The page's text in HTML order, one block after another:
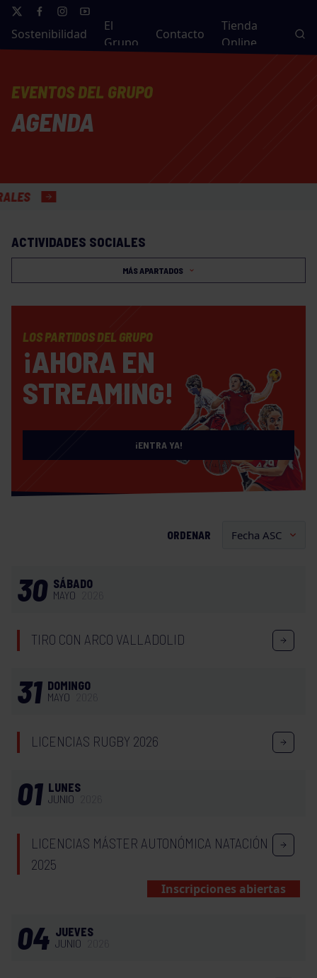
Sostenibilidad
El
Grupo
Contacto
Tienda
Online
EVENTOS DEL GRUPO
AGENDA
ACTIVIDADES SOCIALES
MÁS APARTADOS
LOS PARTIDOS DEL GRUPO
¡AHORA EN
STREAMING!
¡ENTRA YA!
ORDENAR
30 SÁBADO
MAYO
TIRO CON ARCO VALLADOLID
31 DOMINGO
MAYO
LICENCIAS RUGBY 2026
01 LUNES
JUNIO
LICENCIAS MÁSTER AUTONÓMICA NATACIÓN
2025
Inscripciones abiertas
04 JUEVES
JUNIO